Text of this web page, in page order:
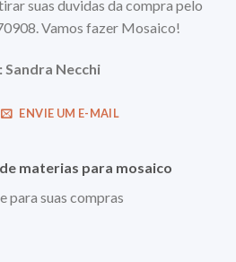
suas duvidas da compra pelo
Vamos fazer Mosaico!
Necchi
ENVIE UM E-MAIL
materias para mosaico
para suas compras